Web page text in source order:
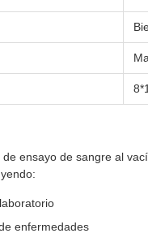
ensayo de sangre al
enfermedades